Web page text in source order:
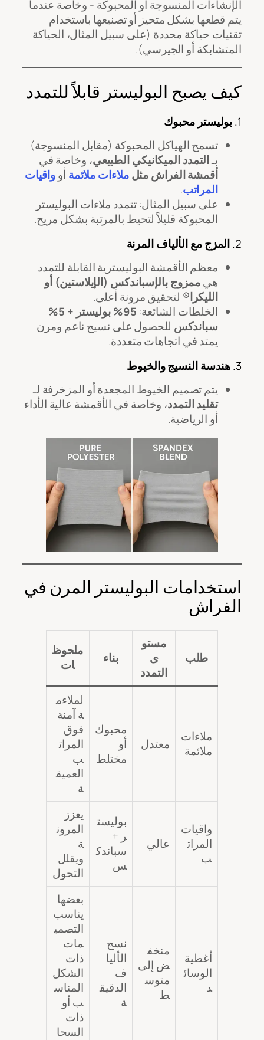
الإنشاءات المنسوجة أو المحبوكة - وخاصة عندما
يتم قطعها بشكل متحيز أو تصنيعها باستخدام
تقنيات حياكة محددة (على سبيل المثال، الحياكة
المتشابكة أو الجيرسي).
كيف يصبح البوليستر قابلاً للتمدد
بوليستر محبوك
تسمح الهياكل المحبوكة (مقابل المنسوجة)
التمدد الميكانيكي الطبيعي، وخاصة في
أقمشة الفراش مثلملاءات ملائمةأوواقيات
المراتب.
على سبيل المثال: تتمدد ملاءات البوليستر
المحبوكة قليلاً لتحيط بالمرتبة بشكل مريح.
المزج مع الألياف المرنة
معظم الأقمشة البوليسترية القابلة للتمدد
هيممزوج بالإسباندكس (الإيلاستين) أو
الليكرا®لتحقيق مرونة أعلى.
الخلطات الشائعة:
95% بوليستر + 5%
سباندكسللحصول على نسيج ناعم ومرن
يمتد في اتجاهات متعددة.
هندسة النسيج والخيوط
يتم تصميم الخيوط المجعدة أو المزخرفة لـ
تقليد التمدد، وخاصة في الأقمشة عالية الأداء
أو الرياضية.
استخدامات البوليستر المرن في
الفراش
طلب
مستو
التمدد
بناء
ملحوظ
ات
ملاءات
ملائمة
معتدل
محبوك
مختلط
لملاءم
ة آمنة
فوق
المرات
ب
العميق
واقيات
المرات
عالي
بوليست
ر +
سباندك
س
يعزز
المرون
ويقلل
التحول
أغطية
الوسائ
منخف
ض إلى
متوس
نسج
الأليا
ف
الدقيق
بعضها
يناسب
التصمي
مات
ذات
الشكل
المناس
ب أو
ذات
السحا